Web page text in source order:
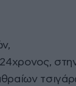
24χρονος,